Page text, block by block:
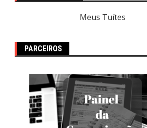
Meus Tuítes
PARCEIROS